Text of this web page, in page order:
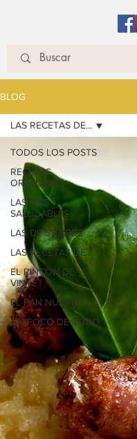
BLOG
TODOS LOS POSTS
RECETAS
ORIGINALES
LAS MÁS
SALUDABLES
LAS DE SIEMPRE
LAS RECETAS DE...
EL RINCÓN DE
VINYET
EL PAN NUESTRO
UN POCO DE TODO
LAS RECETAS DE...